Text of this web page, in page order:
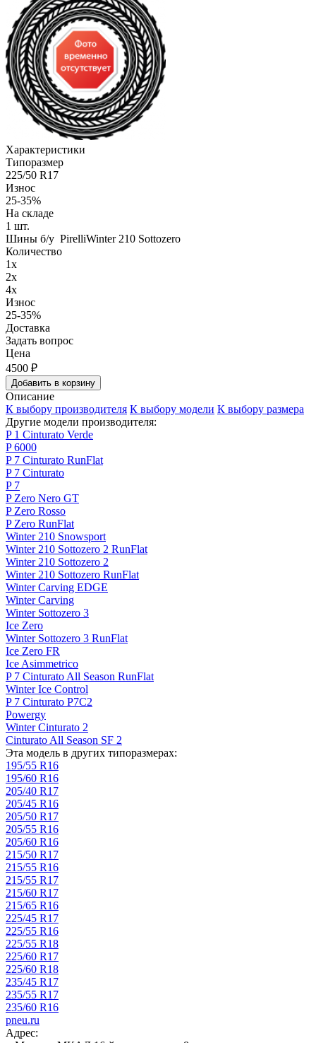
Характеристики
Типоразмер
225/50 R17
Износ
25-35%
На складе
1 шт.
Шины б/у PirelliWinter 210 Sottozero
Количество
1x
2x
4x
Износ
25-35%
Доставка
Задать вопрос
Цена
4500 ₽
Добавить в корзину
Описание
К выбору производителя К выбору модели К выбору размера
Другие модели производителя:
P 1 Cinturato Verde
P 6000
P 7 Cinturato RunFlat
P 7 Cinturato
P 7
P Zero Nero GT
P Zero Rosso
P Zero RunFlat
Winter 210 Snowsport
Winter 210 Sottozero 2 RunFlat
Winter 210 Sottozero 2
Winter 210 Sottozero RunFlat
Winter Carving EDGE
Winter Carving
Winter Sottozero 3
Ice Zero
Winter Sottozero 3 RunFlat
Ice Zero FR
Ice Asimmetrico
P 7 Cinturato All Season RunFlat
Winter Ice Control
P 7 Cinturato P7C2
Powergy
Winter Cinturato 2
Cinturato All Season SF 2
Эта модель в других типоразмерах:
195/55 R16
195/60 R16
205/40 R17
205/45 R16
205/50 R17
205/55 R16
205/60 R16
215/50 R17
215/55 R16
215/55 R17
215/60 R17
215/65 R16
225/45 R17
225/55 R16
225/55 R18
225/60 R17
225/60 R18
235/45 R17
235/55 R17
235/60 R16
pneu.ru
Адрес: